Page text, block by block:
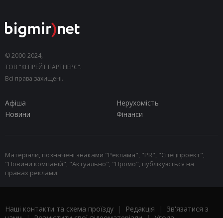
© 2000-2024,
ТОВ "КЕПРЕЙТ ПАРТНЕРС".
Всі права захищені.
Афіша
Нерухомість
Новини
Фінанси
Матеріали, позначені знаками "Реклама", "PR", "Спецпроект",
"Новини компаній", "Актуально", "Промо", публікуються на
правах реклами.
Наші контакти та схема проїзду | Редакція | Зв'язатися з